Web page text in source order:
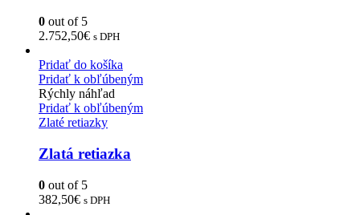
0 out of 5
2.752,50€ s DPH
Pridať do košíka
Pridať k obľúbeným
Rýchly náhľad
Pridať k obľúbeným
Zlaté retiazky
Zlatá retiazka
0 out of 5
382,50€ s DPH